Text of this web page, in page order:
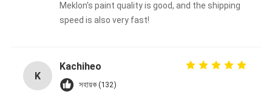
Meklon's paint quality is good, and the shipping
speed is also very fast!
K
Kachiheo
সহায়ক (132)